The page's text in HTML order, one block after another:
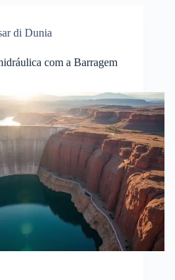
di Dunia
com a Barragem